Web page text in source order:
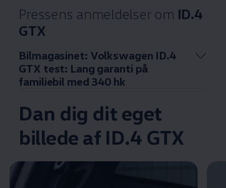
Pressens anmeldelser om ID.4
GTX
Bilmagasinet: Volkswagen ID.4
GTX test: Lang garanti på
familiebil med 340 hk
Enable fullscreen mode
Dan dig dit eget
billede af ID.4 GTX